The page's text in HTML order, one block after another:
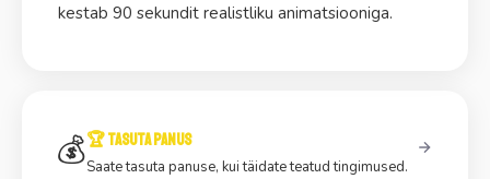
kestab 90 sekundit realistliku animatsiooniga.
💰🏆 Tasuta panus
Saate tasuta panuse, kui täidate teatud tingimused.